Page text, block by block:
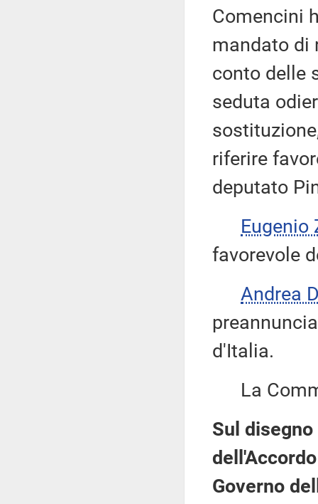
Comencini
mandato di
conto delle
seduta
riferire
deputato
Eugenio
favorevole
Andrea
d'Italia.
La
Sul
Governo